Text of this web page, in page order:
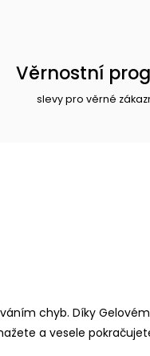
Věrnostní
slevy pro věrné
chyb. Díky
a vesele